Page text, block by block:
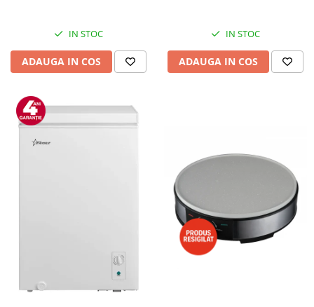
IN STOC
ADAUGA IN COS
IN STOC
ADAUGA IN COS